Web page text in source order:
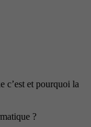
c’est et pourquoi la
?